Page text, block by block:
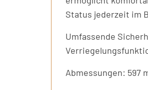
Status jederzeit im
Umfassende
Abmessungen: 597